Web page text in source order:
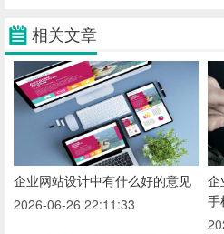
相关文章
企业网站设计中有什么好的意见
2026-06-26 22:11:33
企
手